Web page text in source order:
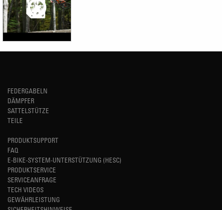
FEDERGABELN
DÄMPFER
SATTELSTÜTZE
TEILE
PRODUKTSUPPORT
FAQ
E-BIKE-SYSTEM-UNTERSTÜTZUNG (HESC)
PRODUKTSERVICE
SERVICEANFRAGE
TECH VIDEOS
GEWÄHRLEISTUNG